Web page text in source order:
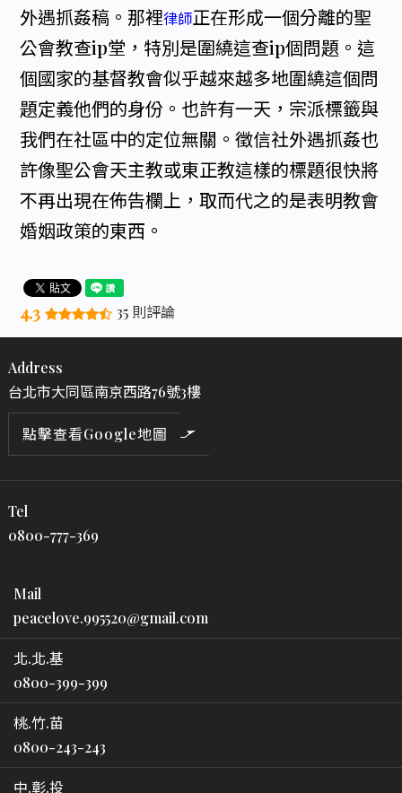
外遇抓姦稿。那裡律師正在形成一個分離的聖
公會教查ip堂，特別是圍繞這查ip個問題。這
個國家的基督教會似乎越來越多地圍繞這個問
題定義他們的身份。也許有一天，宗派標籤與
我們在社區中的定位無關。徵信社外遇抓姦也
許像聖公會天主教或東正教這樣的標題很快將
不再出現在佈告欄上，取而代之的是表明教會
婚姻政策的東西。
4.3 35 則評論
Address
台北市大同區南京西路76號3樓
點擊查看Google地圖
Tel
0800-777-369
Mail
peacelove.995520@gmail.com
北.北.基
0800-399-399
桃.竹.苗
0800-243-243
中.彰.投